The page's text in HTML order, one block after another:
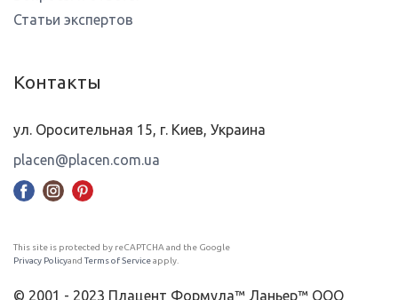
Статьи экспертов
Контакты
ул. Оросительная 15, г. Киев, Украина
placen@placen.com.ua
This site is protected by reCAPTCHA and the Google
Privacy Policyand Terms of Serviceapply.
© 2001 - 2023 Плацент Формула™ Ланьер™ ООО